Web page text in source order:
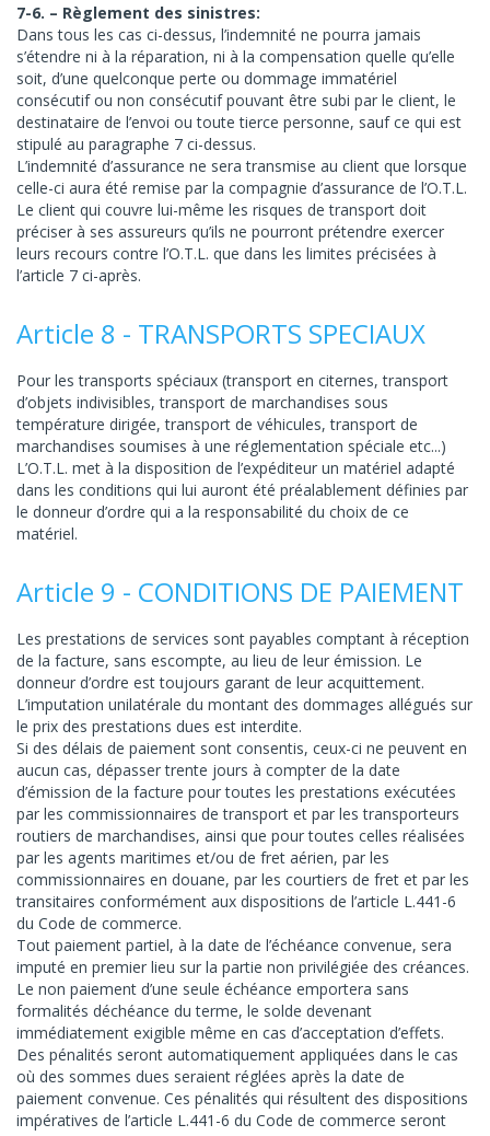
7-6. – Règlement des sinistres:
Dans tous les cas ci-dessus, l’indemnité ne pourra jamais
s’étendre ni à la réparation, ni à la compensation quelle qu’elle
soit, d’une quelconque perte ou dommage immatériel
consécutif ou non consécutif pouvant être subi par le client, le
destinataire de l’envoi ou toute tierce personne, sauf ce qui est
stipulé au paragraphe 7 ci-dessus.
L’indemnité d’assurance ne sera transmise au client que lorsque
celle-ci aura été remise par la compagnie d’assurance de l’O.T.L.
Le client qui couvre lui-même les risques de transport doit
préciser à ses assureurs qu’ils ne pourront prétendre exercer
leurs recours contre l’O.T.L. que dans les limites précisées à
l’article 7 ci-après.
Article 8 - TRANSPORTS SPECIAUX
Pour les transports spéciaux (transport en citernes, transport
d’objets indivisibles, transport de marchandises sous
température dirigée, transport de véhicules, transport de
marchandises soumises à une réglementation spéciale etc...)
L’O.T.L. met à la disposition de l’expéditeur un matériel adapté
dans les conditions qui lui auront été préalablement définies par
le donneur d’ordre qui a la responsabilité du choix de ce
matériel.
Article 9 - CONDITIONS DE PAIEMENT
Les prestations de services sont payables comptant à réception
de la facture, sans escompte, au lieu de leur émission. Le
donneur d’ordre est toujours garant de leur acquittement.
L’imputation unilatérale du montant des dommages allégués sur
le prix des prestations dues est interdite.
Si des délais de paiement sont consentis, ceux-ci ne peuvent en
aucun cas, dépasser trente jours à compter de la date
d’émission de la facture pour toutes les prestations exécutées
par les commissionnaires de transport et par les transporteurs
routiers de marchandises, ainsi que pour toutes celles réalisées
par les agents maritimes et/ou de fret aérien, par les
commissionnaires en douane, par les courtiers de fret et par les
transitaires conformément aux dispositions de l’article L.441-6
du Code de commerce.
Tout paiement partiel, à la date de l’échéance convenue, sera
imputé en premier lieu sur la partie non privilégiée des créances.
Le non paiement d’une seule échéance emportera sans
formalités déchéance du terme, le solde devenant
immédiatement exigible même en cas d’acceptation d’effets.
Des pénalités seront automatiquement appliquées dans le cas
où des sommes dues seraient réglées après la date de
paiement convenue. Ces pénalités qui résultent des dispositions
impératives de l’article L.441-6 du Code de commerce seront